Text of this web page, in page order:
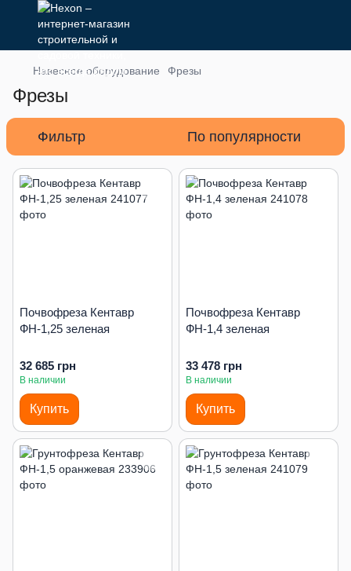
Навесное оборудование Фрезы
Фрезы
Фильтр По популярности
Почвофреза Кентавр
ФН-1,25 зеленая
32 685 грн
В наличии
Купить
Почвофреза Кентавр
ФН-1,4 зеленая
33 478 грн
В наличии
Купить